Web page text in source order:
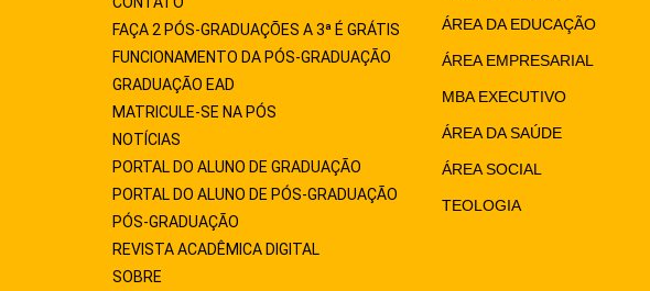
FAÇA 2 PÓS-GRADUAÇÕES A 3ª É GRÁTIS
FUNCIONAMENTO DA PÓS-GRADUAÇÃO
GRADUAÇÃO EAD
MATRICULE-SE NA PÓS
NOTÍCIAS
PORTAL DO ALUNO DE GRADUAÇÃO
PORTAL DO ALUNO DE PÓS-GRADUAÇÃO
PÓS-GRADUAÇÃO
REVISTA ACADÊMICA DIGITAL
SOBRE
ÁREA DA EDUCAÇÃO
ÁREA EMPRESARIAL
MBA EXECUTIVO
ÁREA DA SAÚDE
ÁREA SOCIAL
TEOLOGIA